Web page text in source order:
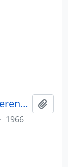
“Churrasco oferecido aos conferencistas da II Conferência Nacional de Educação em Porto Alegre, pelo Governo 95 do Estado, em 29-4-966”.
· 1966